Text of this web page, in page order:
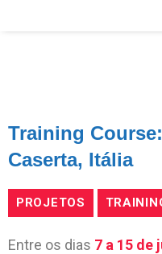
Training
Caserta, Itália
PROJETOS
Entre os dias 7 a 15 de